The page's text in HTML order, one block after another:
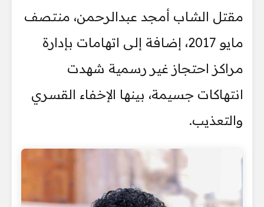
مقتل الشاب أمجد عبدالرحمن، منتصف
مايو 2017، إضافة إلى اتهامات بإدارة
مراكز احتجاز غير رسمية شهدت
انتهاكات جسيمة، بينها الإخفاء القسري
والتعذيب.